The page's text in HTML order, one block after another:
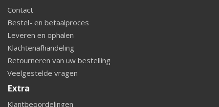
Contact
Bestel- en betaalproces
Leveren en ophalen
Klachtenafhandeling
Retourneren van uw bestelling
Veelgestelde vragen
Extra
Klantbeoordelingen